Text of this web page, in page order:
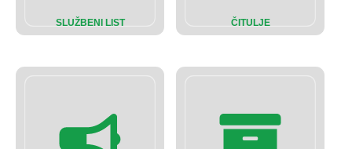
SLUŽBENI LIST ČITULJE